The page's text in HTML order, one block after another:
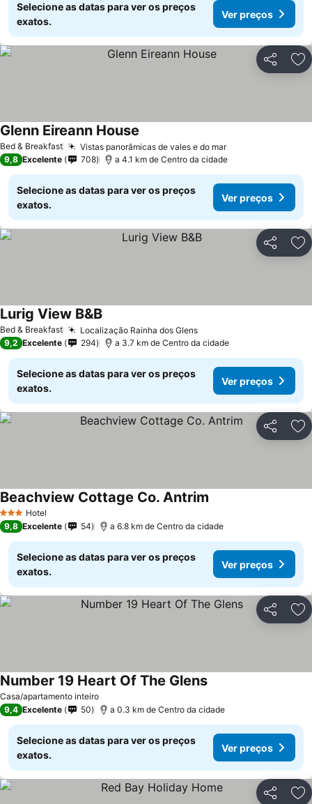
Selecione as datas para ver os preços
exatos.
Ver preços
Partilhar
Bed & Breakfast Vistas panorâmicas de vales e do marVer preços
Glenn Eireann House
9,8 Excelente 708 a 4.1 km de Centro da cidade
Selecione as datas para ver os preços
exatos.
Ver preços
Partilhar
Bed & Breakfast Localização Rainha dos GlensVer preços
Lurig View B&BVer preços
9,2 Excelente 294 a 3.7 km de Centro da cidade
Selecione as datas para ver os preços
exatos.
Ver preços
Partilhar
3 EstrelasHotel
Beachview Cottage Co. Antrim
9,8 Excelente 54 a 6.8 km de Centro da cidade
Selecione as datas para ver os preços
exatos.
Ver preços
Partilhar
Casa/apartamento inteiro
Number 19 Heart Of The GlensVer preços
9,4 Excelente 50 a 0.3 km de Centro da cidade
Selecione as datas para ver os preços
exatos.
Ver preços
Partilhar